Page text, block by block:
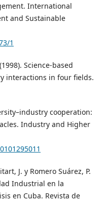
International
and Sustainable
1
Science-based
interactions in four fields.
cooperation:
Industry and Higher
J. y Romero Suárez, P.
Industrial en la
en Cuba. Revista de